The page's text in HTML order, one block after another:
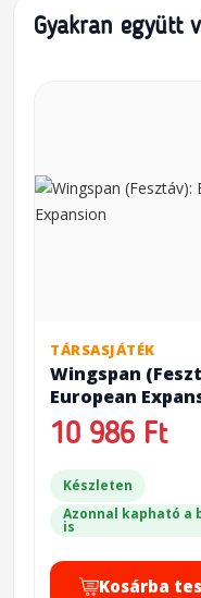
Gyakran együtt
TÁRSASJÁTÉK
Wingspan
European
10 986 Ft
Készleten
Azonnal kapható a
is
Kosárba